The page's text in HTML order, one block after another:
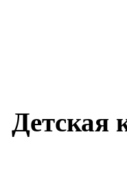
Детская